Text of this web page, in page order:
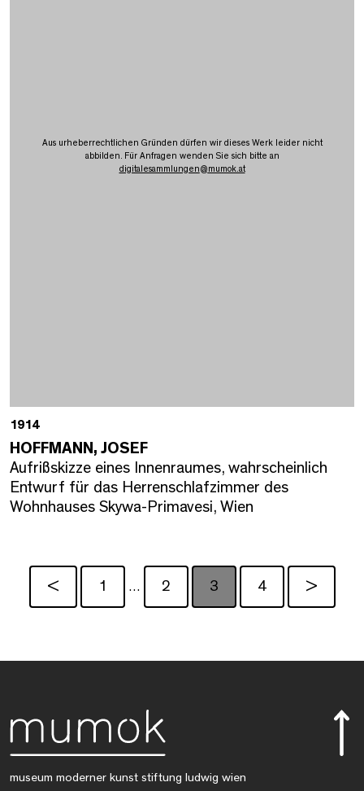
Aus urheberrechtlichen Gründen dürfen wir dieses Werk leider nicht
abbilden. Für Anfragen wenden Sie sich bitte an
digitalesammlungen@mumok.at
1914
HOFFMANN, JOSEF
Aufrißskizze eines Innenraumes, wahrscheinlich
Entwurf für das Herrenschlafzimmer des
Wohnhauses Skywa-Primavesi, Wien
< 1 … 2 3 4 >
museum moderner kunst stiftung ludwig wien